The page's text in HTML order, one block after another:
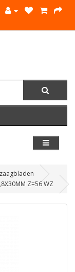
Z=56 WZ